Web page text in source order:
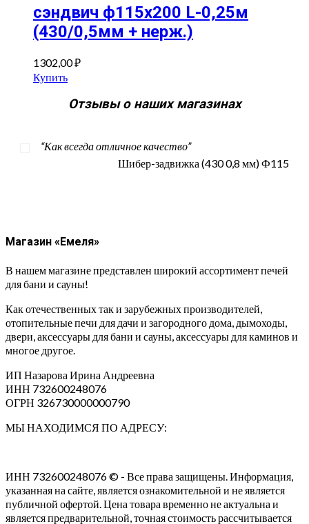
сэндвич ф115х200 L-0,25м
(430/0,5мм + нерж.)
1302,00₽
Купить
Отзывы о наших магазинах
“Как всегда отличное качество”
Шибер-задвижка (430 0,8 мм) Ф115
Магазин «Емеля»
В нашем магазине представлен широкий ассортимент печей
для бани и сауны!
Как отечественных так и зарубежных производителей,
отопительные печи для дачи и загородного дома, дымоходы,
двери, аксессуары для бани и сауны, аксессуары для каминов и
многое другое.
ИП Назарова Ирина Андреевна⁠
ИНН 732600248076
ОГРН 326730000000790
МЫ НАХОДИМСЯ ПО АДРЕСУ:
ИНН 732600248076 © - Все права защищены. Информация,
указанная на сайте, является ознакомительной и не является
публичной офертой. Цена товара временно не актуальна и
является предварительной, точная стоимость рассчитывается